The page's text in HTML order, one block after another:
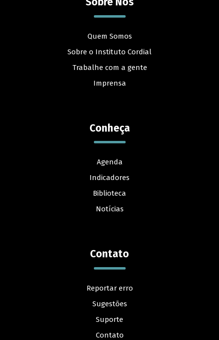
Quem Somos
Sobre o Instituto Cordial
Trabalhe com a gente
Imprensa
Conheça
Agenda
Indicadores
Biblioteca
Notícias
Contato
Reportar erro
Sugestões
Suporte
Contato